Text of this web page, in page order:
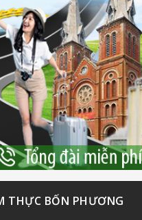
THỰC BỐN PHƯƠNG